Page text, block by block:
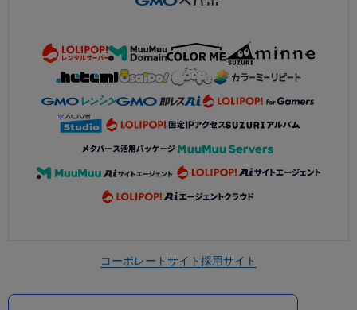
コーポレートサイト採用サイト